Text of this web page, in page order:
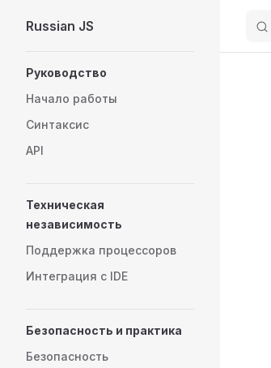
Skip to content
Russian JS
Руководство
Начало работы
Синтаксис
API
Техническая
независимость
Поддержка процессоров
Интеграция с IDE
Безопасность и практика
Безопасность